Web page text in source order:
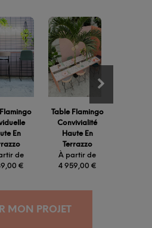
En
de
€
Table Flamingo
Convivialité
Haute En
Terrazzo
À partir de
4 959,00 €
MON PROJET